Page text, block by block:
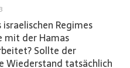
israelischen Regimes
mit der Hamas
Sollte der
Wiederstand tatsächlich